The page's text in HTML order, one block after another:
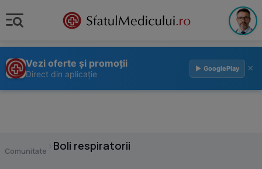
Vezi oferte și promoții
Direct din aplicație
▶ GooglePlay ×
Comunitate Boli respiratorii